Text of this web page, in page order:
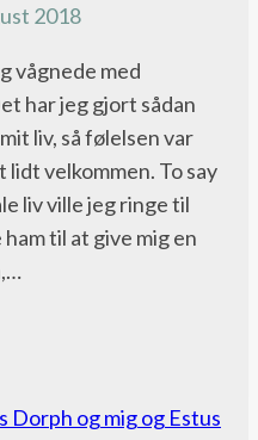
2018
vågnede med
har jeg gjort sådan
liv, så følelsen var
velkommen. To say
liv ville jeg ringe til
til at give mig en